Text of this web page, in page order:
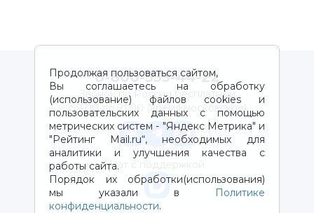
Продолжая пользоваться сайтом,
Вы соглашаетесь на обработку
(использование) файлов cookies и
пользовательских данных с помощью
метрических систем - "Яндекс Метрика" и
"Рейтинг Mail.ru“, необходимых для
аналитики и улучшения качества с
работы сайта.
Порядок их обработки(использования)
мы указали в
Политике
конфиденциальности.
8-800-333-44-22
Звонок по России бесплатный
с 9:00 до 21:00 (время московское)
Чат с поддержкой